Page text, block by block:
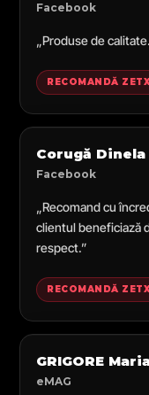
Facebook
„Produse de
RECOMANDĂ
Corugă Dinela
Facebook
„Recomand cu
clientul beneficiază
respect.”
RECOMANDĂ
GRIGORE
eMAG